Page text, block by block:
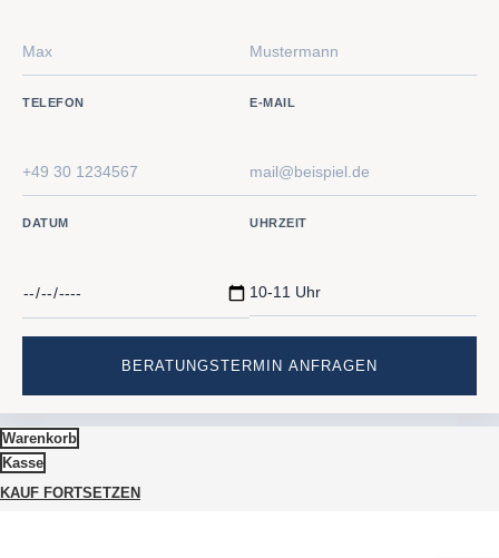
TELEFON E-MAIL
DATUM UHRZEIT
Warenkorb
Kasse
KAUF FORTSETZEN